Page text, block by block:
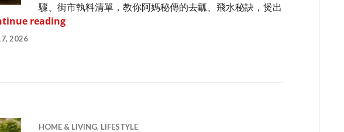
驟、街市執料清單，教你阿媽秘傳的去瓤、飛水秘訣，煲出
reading【消暑去濕】5款必飲港式冬瓜湯食譜！老火湯/滾湯全攻略
2026
HOME & LIVING, LIFESTYLE